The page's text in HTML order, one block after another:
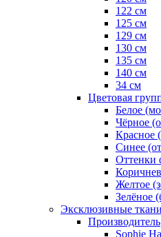
122 см
125 см
129 см
130 см
135 см
140 см
34 см
Цветовая
Белое
Чёрное
Красное
Синее
Оттенки
Желтое
Зелёное
Эксклюзивные
Производитель
Sophie